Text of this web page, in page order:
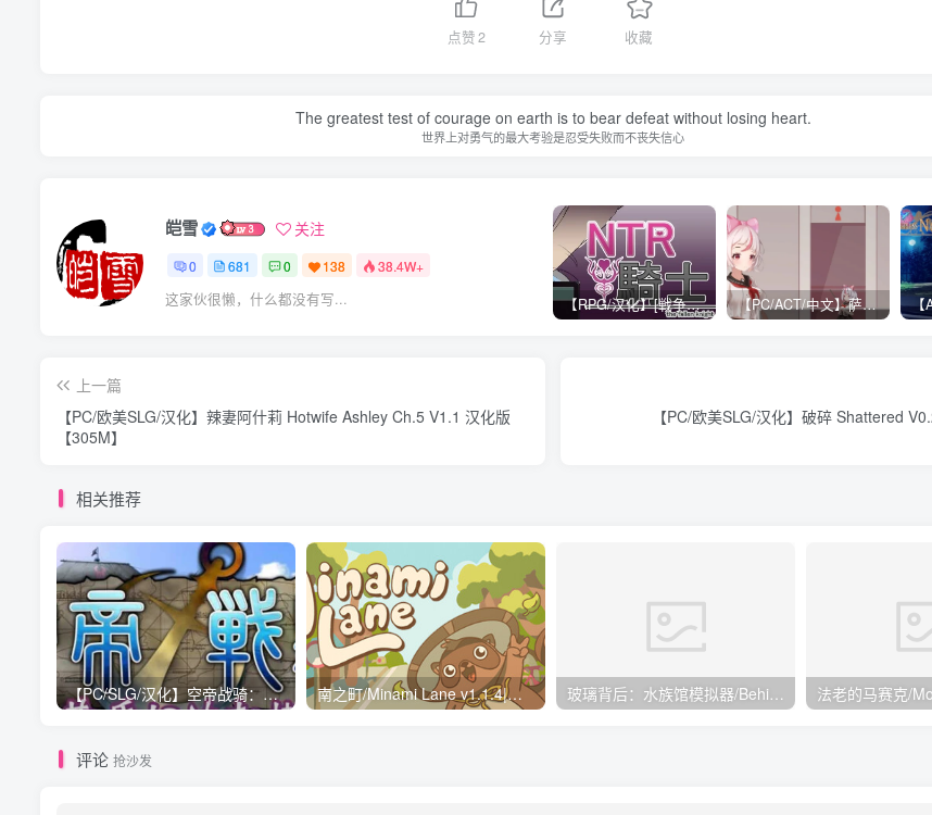
点赞2 分享 收藏
The greatest test of courage on earth is to bear defeat without losing heart.
世界上对勇气的最大考验是忍受失败而不丧失信心
皑雪 关注
0 681 0 138 38.4W+
这家伙很懒，什么都没有写... 【RPG/汉化】[戦争屋さん] NTR骑士 云汉化先行版【CV/2G】 【PC/ACT/中文】萨哈塔遭遇的一日 Syahata’s bad day V0.79 官方中文版【918M】
上一篇
【PC/欧美SLG/汉化】辣妻阿什莉 Hotwife Ashley Ch.5 V1.1 汉化版
【305M】
【PC/欧美SLG/汉化】破碎 Shattered
相关推荐
【PC/SLG/汉化】空帝战骑：坠于黄昏之楔 V1.0 汉化版【1.9G】 南之町/Minami Lane v1.1.4|模拟经营|容量283MB|免安装绿色中文版 玻璃背后：水族馆模拟器/Behind Glass: Aquarium Simulator Build.23738346|模拟经营|容量1.7GB|免安装绿色中文版
评论 抢沙发